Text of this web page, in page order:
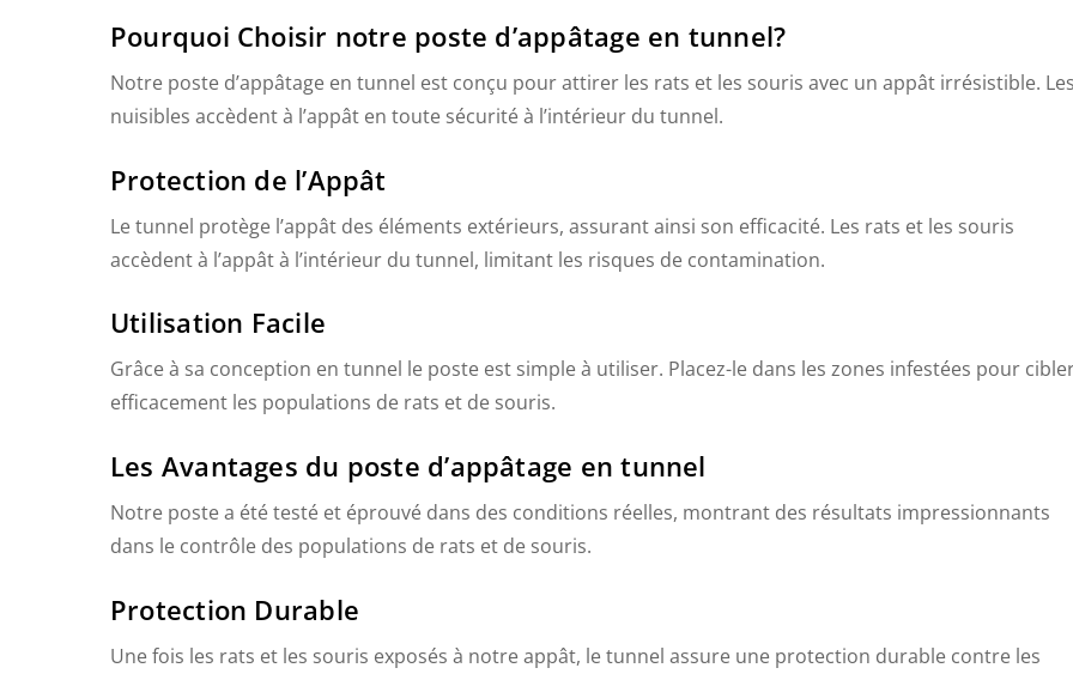
Pourquoi Choisir notre poste d’appâtage en tunnel?
Notre poste d’appâtage en tunnel est conçu pour attirer les rats et les souris avec un appât irrésistible. Les
nuisibles accèdent à l’appât en toute sécurité à l’intérieur du tunnel.
Protection de l’Appât
Le tunnel protège l’appât des éléments extérieurs, assurant ainsi son efficacité. Les rats et les souris
accèdent à l’appât à l’intérieur du tunnel, limitant les risques de contamination.
Utilisation Facile
Grâce à sa conception en tunnel le poste est simple à utiliser. Placez-le dans les zones infestées pour
efficacement les populations de rats et de souris.
Les Avantages du poste d’appâtage en tunnel
Notre poste a été testé et éprouvé dans des conditions réelles, montrant des résultats impressionnants
dans le contrôle des populations de rats et de souris.
Protection Durable
Une fois les rats et les souris exposés à notre appât, le tunnel assure une protection durable contre les